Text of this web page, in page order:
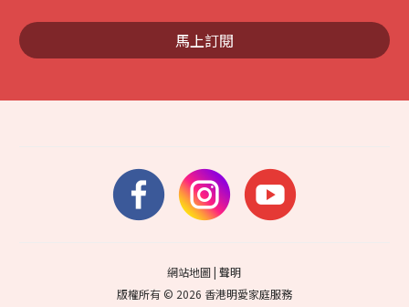
馬上訂閱
網站地圖|聲明
版權所有 © 2026 香港明愛家庭服務